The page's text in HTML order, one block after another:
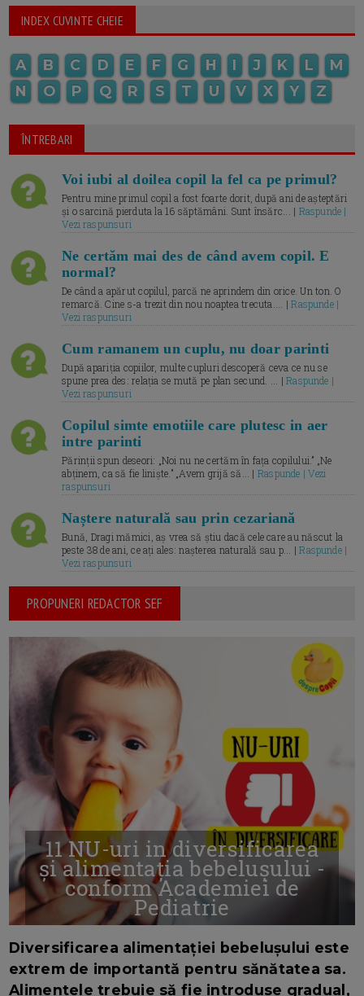
INDEX CUVINTE CHEIE
A B C D E F G H I J K L
M
N
O P Q R S T U V X Y Z
ÎNTREBARI
Voi iubi al doilea copil la fel ca pe primul?
Pentru mine primul copil a fost foarte dorit, după ani de așteptări
și o sarcină pierduta la 16 săptămâni. Sunt însărc... | Raspunde |
Vezi raspunsuri
Ne certăm mai des de când avem copil. E
normal?
De când a apărut copilul, parcă ne aprindem din orice. Un ton. O
remarcă. Cine s-a trezit din nou noaptea trecuta.... |Raspunde |
Vezi raspunsuri
Cum ramanem un cuplu, nu doar parinti
După apariția copiilor, multe cupluri descoperă ceva ce nu se
spune prea des: relația se mută pe plan secund. ... |Raspunde |
Vezi raspunsuri
Copilul simte emotiile care plutesc in aer
intre parinti
Părinții spun deseori: „Noi nu ne certăm în fața copilului.” „Ne
abținem, ca să fie liniște.” „Avem grijă să... | Raspunde | Vezi
raspunsuri
Naștere naturală sau prin cezariană
Bună, Dragi mămici, aș vrea să știu dacă cele care au născut la
peste 38 de ani, ce ați ales: nașterea naturală sau p... |Raspunde |
Vezi raspunsuri
PROPUNERI REDACTOR SEF
11 NU-uri in diversificarea
și alimentația bebelușului -
conform Academiei de
Pediatrie
Diversificarea alimentației bebelușului este
extrem de importantă pentru sănătatea sa.
Alimentele trebuie să fie introduse gradual,